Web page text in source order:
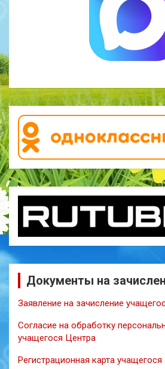
Документы на
Заявление на зачисление
Согласие на обработку
учащегося Центра
Регистрационная карта учащегося